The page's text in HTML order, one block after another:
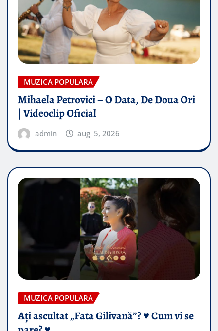
MUZICA POPULARA
Mihaela Petrovici – O Data, De Doua Ori
| Videoclip Oficial
admin aug. 5, 2026
MUZICA POPULARA
Ați ascultat „Fata Gilivană”? ♥️ Cum vi se